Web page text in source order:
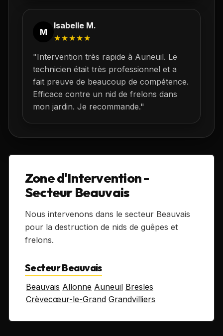
M
Isabelle M.
★★★★★
"Intervention très rapide à Auneuil. Le
technicien était très professionnel et a
fait preuve de beaucoup de compétence.
Efficace contre un nid de frelons dans
mon jardin. Je recommande."
Zone d'Intervention -
Secteur Beauvais
Nous intervenons dans le secteur Beauvais
pour la destruction de nids de guêpes et
frelons.
Secteur Beauvais
Beauvais Allonne Auneuil Bresles
Crèvecœur-le-Grand Grandvilliers